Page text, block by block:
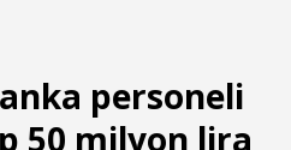
personeli
50 milyon lira